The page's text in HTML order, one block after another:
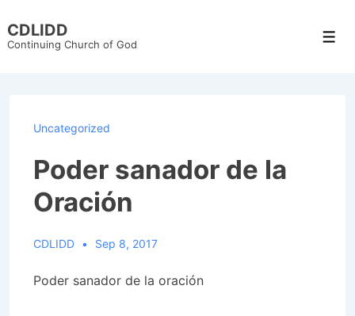
Skip
CDLIDD
Continuing Church of God
Uncategorized
Poder sanador de la
Oración
CDLIDD Sep 8, 2017
Poder sanador de la oración